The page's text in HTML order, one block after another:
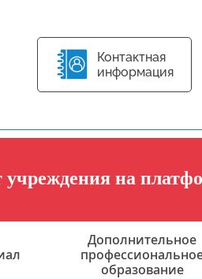
Контактная
информация
учреждения на
Дополнительное
образование